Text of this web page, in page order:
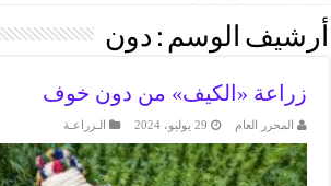
أرشيف الوسم : دون
زراعة «الكيف» من دون خوف
المحرر العام 29 يوليو، 2024 الـزراعـة